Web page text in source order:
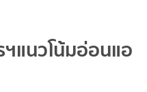
แนวโน้มอ่อนแอ